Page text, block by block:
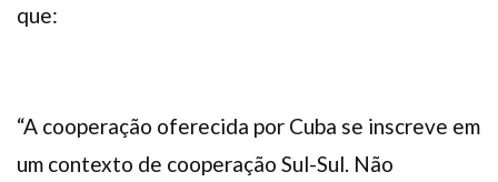
que:
“A cooperação oferecida por Cuba se inscreve em
um contexto de cooperação Sul-Sul. Não